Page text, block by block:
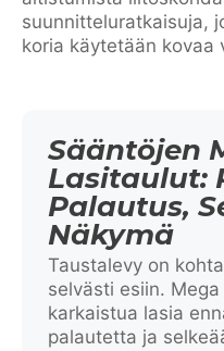
suunnitteluratkaisuja,
koria käytetään kovaa
Sääntöjen
Lasitaulut:
Palautus,
Näkymä
Taustalevy on
selvästi esiin.
karkaistua lasia
palautetta ja